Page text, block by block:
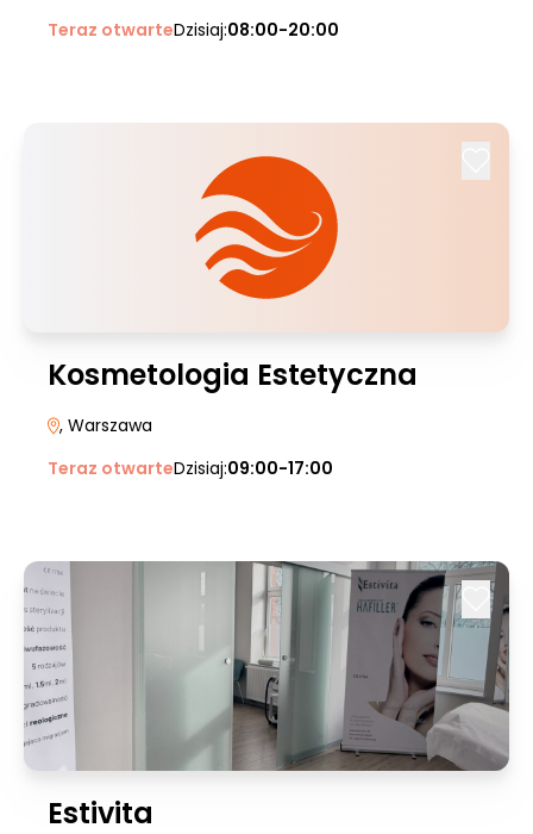
Teraz otwarteDzisiaj:08:00-20:00
Kosmetologia Estetyczna
, Warszawa
Teraz otwarteDzisiaj:09:00-17:00
Estivita